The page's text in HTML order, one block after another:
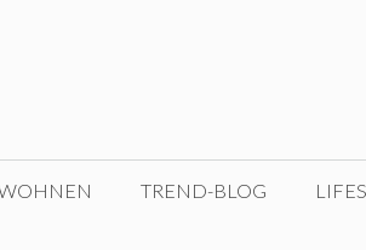
TREND-BLOG